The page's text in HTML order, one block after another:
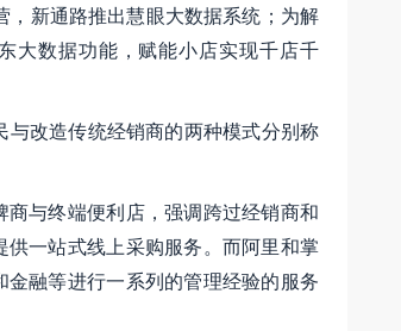
，新通路推出慧眼大数据系统；为解
大数据功能，赋能小店实现千店千
改造传统经销商的两种模式分别称
与终端便利店，强调跨过经销商和
一站式线上采购服务。而阿里和掌
融等进行一系列的管理经验的服务